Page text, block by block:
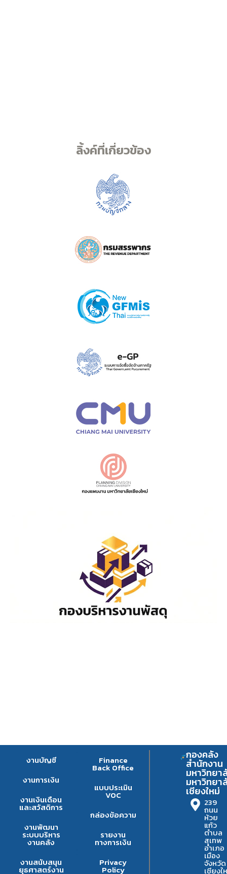
ลิ้งค์ที่เกี่ยวข้อง
งานบัญชี
งานการเงิน
งานเงินเดือน
และสวัสดิการ
งานพัฒนา
ระบบบริหาร
งานคลัง
งานสนับสนุน
ยุธศาสตร์งาน
Finance
Back Office
แบบประเมิน
VOC
กล่องข้อความ
รายงาน
ทางการเงิน
Privacy
Policy
กองคลัง
สำนักงาน
มหาวิทยา
มหาวิทยา
เชียงใหม่
239
ถนน
ห้วย
แก้ว
ตำบล
สุเทพ
อำเภอ
เมือง
จังหวัด
เชียงใ